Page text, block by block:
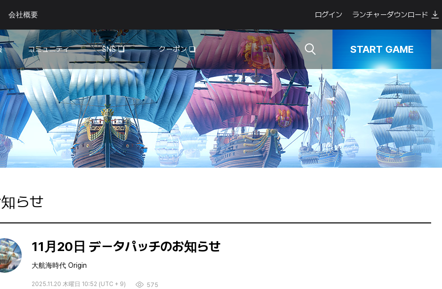
会社概要 ログイン ランチャーダウンロード
コミュニティ
自由掲示板
攻略掲示板
ギルド広告
投稿イベント
SNS
YouTube
Twitter
クーポン START GAME
らせ
11月20日 データパッチのお知らせ
大航海時代 Origin
2025.11.20 木曜日 10:52 (UTC + 9) 575